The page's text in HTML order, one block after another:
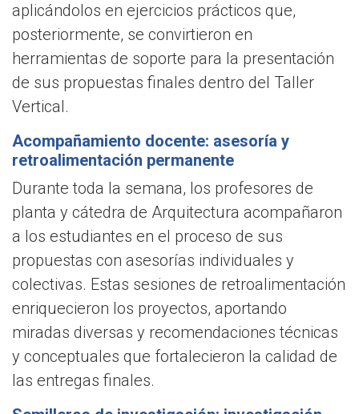
aplicándolos en ejercicios prácticos que,
posteriormente, se convirtieron en
herramientas de soporte para la presentación
de sus propuestas finales dentro del Taller
Vertical.
Acompañamiento docente: asesoría y
retroalimentación permanente
Durante toda la semana, los profesores de
planta y cátedra de Arquitectura acompañaron
a los estudiantes en el proceso de sus
propuestas con asesorías individuales y
colectivas. Estas sesiones de retroalimentación
enriquecieron los proyectos, aportando
miradas diversas y recomendaciones técnicas
y conceptuales que fortalecieron la calidad de
las entregas finales.